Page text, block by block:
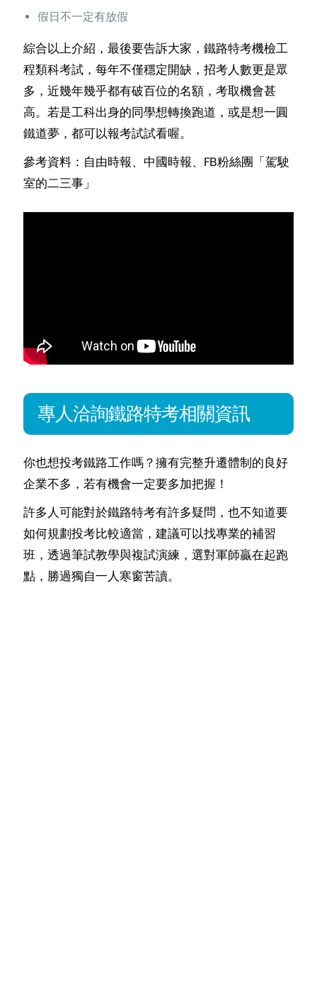
假日不一定有放假
綜合以上介紹，最後要告訴大家，鐵路特考機檢工
程類科考試，每年不僅穩定開缺，招考人數更是眾
多，近幾年幾乎都有破百位的名額，考取機會甚
高。若是工科出身的同學想轉換跑道，或是想一圓
鐵道夢，都可以報考試試看喔。
參考資料：自由時報、中國時報、FB粉絲團「駕駛
室的二三事」
專人洽詢鐵路特考相關資訊
你也想投考鐵路工作嗎？擁有完整升遷體制的良好
企業不多，若有機會一定要多加把握！
許多人可能對於鐵路特考有許多疑問，也不知道要
如何規劃投考比較適當，建議可以找專業的補習
班，透過筆試教學與複試演練，選對軍師贏在起跑
點，勝過獨自一人寒窗苦讀。